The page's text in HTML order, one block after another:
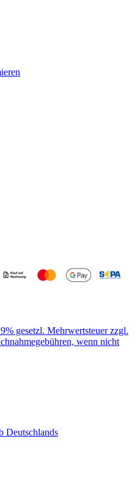
gesetzl. Mehrwertsteuer zzgl.
wenn nicht
Deutschlands